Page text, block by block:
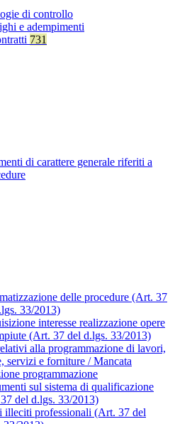
di controllo
e adempimenti
731
di carattere generale riferiti a
delle procedure (Art. 37
33/2013)
interesse realizzazione opere
(Art. 37 del d.lgs. 33/2013)
alla programmazione di lavori,
servizi e forniture / Mancata
programmazione
sul sistema di qualificazione
del d.lgs. 33/2013)
illeciti professionali (Art. 37 del